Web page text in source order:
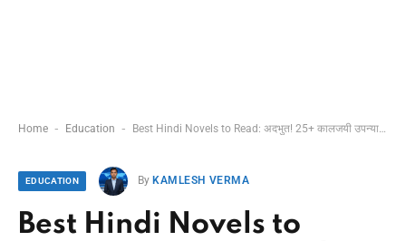
Home - Education - Best Hindi Novels to Read: अदभुत! 25+ कालजयी उपन्यास जो हर भारतीय को पढ़ने चाहिए (2026)
EDUCATION By KAMLESH VERMA
Best Hindi Novels to